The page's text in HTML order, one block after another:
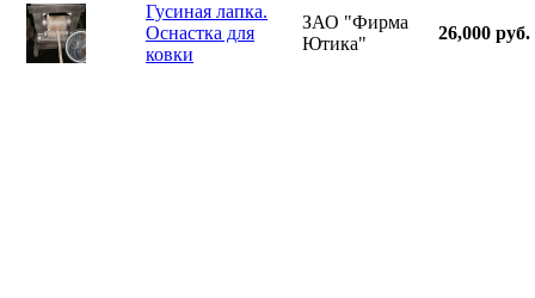
Гусиная лапка.
Оснастка для
ковки
ЗАО "Фирма
Ютика"
26,000 руб.